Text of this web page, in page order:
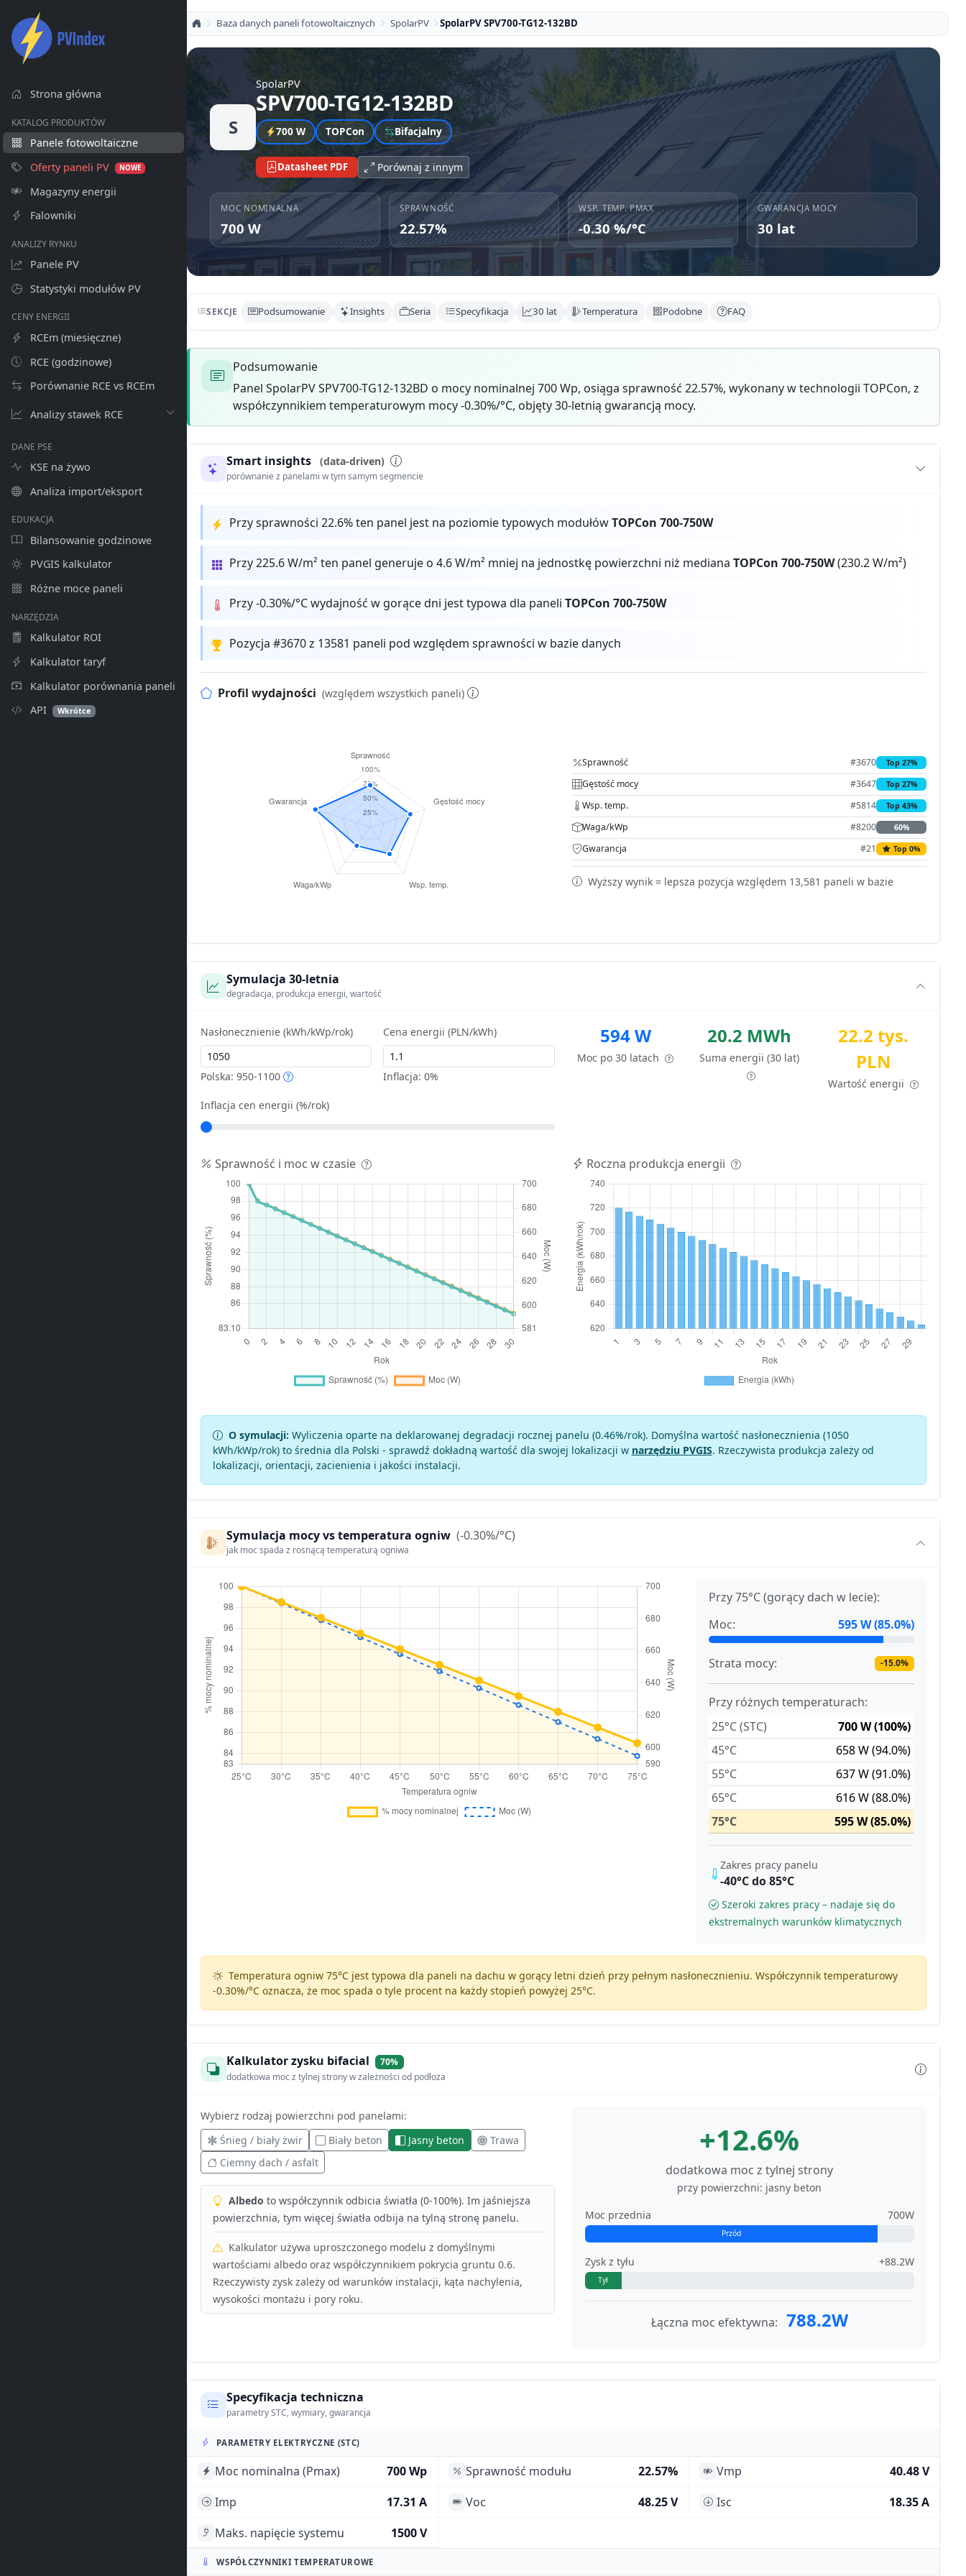
Strona główna
KATALOG PRODUKTÓW
Panele fotowoltaiczne
Oferty paneli PV
NOWE
Magazyny energii
Falowniki
ANALIZY RYNKU
Panele PV
Statystyki modułów PV
CENY ENERGII
RCEm (miesięczne)
RCE (godzinowe)
Porównanie RCE vs RCEm
Analizy stawek RCE
DANE PSE
KSE na żywo
Analiza import/eksport
EDUKACJA
Bilansowanie godzinowe
PVGIS kalkulator
Różne moce paneli
NARZĘDZIA
Kalkulator ROI
Kalkulator taryf
Kalkulator porównania paneli
API
Wkrótce
Baza danych paneli fotowoltaicznych SpolarPV SpolarPV SPV700-TG12-132BD
S
SpolarPV
SPV700-TG12-132BD
700 W TOPCon Bifacjalny
Datasheet PDF Porównaj z innym
MOC NOMINALNA
700 W
SPRAWNOŚĆ
22.57%
WSP. TEMP. PMAX
-0.30 %/°C
GWARANCJA MOCY
30 lat
SEKCJE Podsumowanie Insights Seria Specyfikacja 30 lat Temperatura Podobne FAQ
Podsumowanie
Panel SpolarPV SPV700-TG12-132BD o mocy nominalnej 700 Wp, osiąga sprawność 22.57%, wykonany w technologii TOPCon, z
współczynnikiem temperaturowym mocy -0.30%/°C, objęty 30-letnią gwarancją mocy.
Smart insights (data-driven)
porównanie z panelami w tym samym segmencie
Przy sprawności 22.6% ten panel jest na poziomie typowych modułówTOPCon 700-750W
Przy 225.6 W/m² ten panel generuje o 4.6 W/m² mniej na jednostkę powierzchni niż medianaTOPCon 700-750W(230.2 W/m²)
Przy -0.30%/°C wydajność w gorące dni jest typowa dla paneliTOPCon 700-750W
Pozycja #3670 z 13581 paneli pod względem sprawności w bazie danych
Profil wydajności (względem wszystkich paneli)
Sprawność #3670 Top 27%
Gęstość mocy #3647 Top 27%
Wsp. temp. #5814 Top 43%
Waga/kWp #8200 60%
Gwarancja #21 Top 0%
Wyższy wynik = lepsza pozycja względem 13,581 paneli w bazie
Symulacja 30-letnia
degradacja, produkcja energii, wartość
Nasłonecznienie (kWh/kWp/rok)
Polska: 950-1100
Cena energii (PLN/kWh)
Inflacja:0%
Inflacja cen energii (%/rok)
594 W
Moc po 30 latach
20.2 MWh
Suma energii (30 lat)
22.2 tys.
PLN
Wartość energii
Sprawność i moc w czasie Roczna produkcja energii
O symulacji: Wyliczenia oparte na deklarowanej degradacji rocznej panelu (0.46%/rok). Domyślna wartość nasłonecznienia (1050
kWh/kWp/rok) to średnia dla Polski - sprawdź dokładną wartość dla swojej lokalizacji w narzędziu PVGIS. Rzeczywista produkcja zależy od
lokalizacji, orientacji, zacienienia i jakości instalacji.
Symulacja mocy vs temperatura ogniw (-0.30%/°C)
jak moc spada z rosnącą temperaturą ogniwa
Przy 75°C (gorący dach w lecie):
Moc:
595 W (85.0%)
Strata mocy: -15.0%
Przy różnych temperaturach:
25°C (STC)
700 W (100%)
45°C
658 W (94.0%)
55°C
637 W (91.0%)
65°C
616 W (88.0%)
75°C
595 W (85.0%)
Zakres pracy panelu
-40°C do 85°C
Szeroki zakres pracy – nadaje się do
ekstremalnych warunków klimatycznych
Temperatura ogniw 75°C jest typowa dla paneli na dachu w gorący letni dzień przy pełnym nasłonecznieniu. Współczynnik temperaturowy
-0.30%/°Coznacza, że moc spada o tyle procent na każdy stopień powyżej 25°C.
Kalkulator zysku bifacial
70%
dodatkowa moc z tylnej strony w zależności od podłoża
Wybierz rodzaj powierzchni pod panelami:
Śnieg / biały żwir
Biały beton Jasny beton
Trawa
Ciemny dach / asfalt
Albedo to współczynnik odbicia światła (0-100%). Im jaśniejsza
powierzchnia, tym więcej światła odbija na tylną stronę panelu.
Kalkulator używa uproszczonego modelu z domyślnymi
wartościami albedo oraz współczynnikiem pokrycia gruntu 0.6.
Rzeczywisty zysk zależy od warunków instalacji, kąta nachylenia,
wysokości montażu i pory roku.
+12.6%
dodatkowa moc z tylnej strony
przy powierzchni: jasny beton
Moc przednia
700W
Przód
Zysk z tyłu +88.2W
Tył
Łączna moc efektywna: 788.2W
Specyfikacja techniczna
parametry STC, wymiary, gwarancja
PARAMETRY ELEKTRYCZNE (STC)
Moc nominalna (Pmax) 700 Wp Sprawność modułu 22.57% Vmp
40.48 V
Imp
17.31 A Voc 48.25 V Isc
18.35 A
Maks. napięcie systemu
1500 V
WSPÓŁCZYNNIKI TEMPERATUROWE